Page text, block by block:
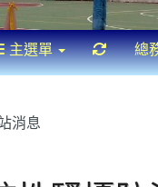
主選單 重新取
總
消息